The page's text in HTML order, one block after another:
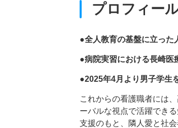
プロフィー
●全人教育の基盤に立った
●病院実習における長崎医
●2025年4月より男子学生
これからの看護職者には
ーバルな視点で活躍でき
支援のもと、隣人愛と社